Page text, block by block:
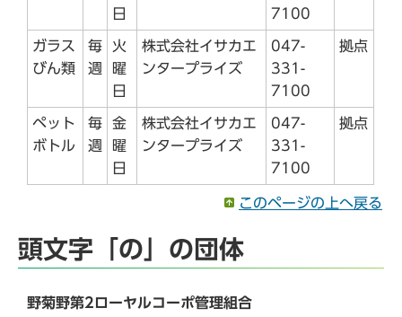
日
7100
ガラス
びん類
毎
週
火
曜
日
株式会社イサカエ
ンタープライズ
047-
331-
7100
拠点
ペット
ボトル
毎
週
金
曜
日
株式会社イサカエ
ンタープライズ
047-
331-
7100
拠点
このページの上へ戻る
頭文字「の」の団体
野菊野第2ローヤルコーポ管理組合